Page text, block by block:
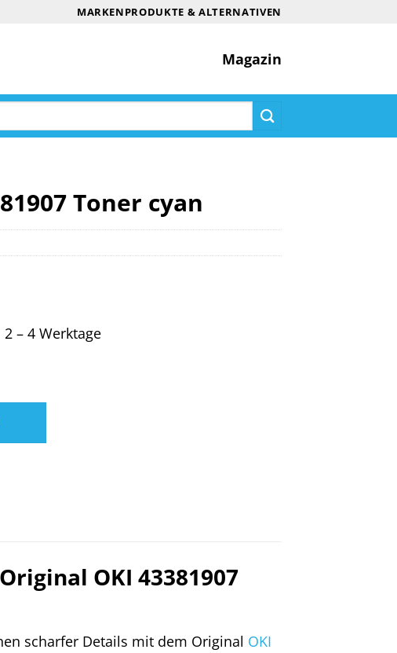
MARKENPRODUKTE & ALTERNATIVEN
Magazin
Toner cyan
– 4 Werktage
OKI 43381907
scharfer Details mit dem Original OKI